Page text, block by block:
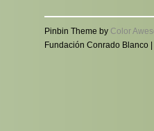
Pinbin Theme by Color
Fundación Conrado Blanco